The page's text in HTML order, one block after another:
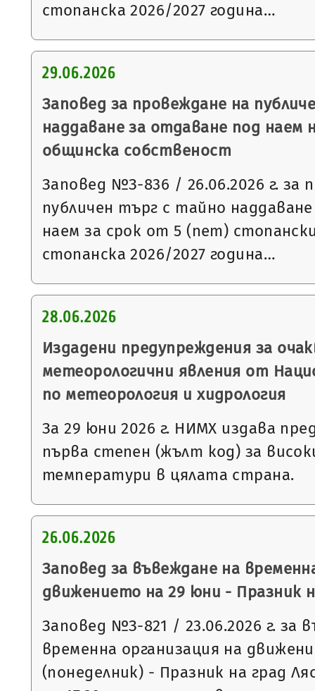
стопанска 2026/2027 година…
29.06.2026
Заповед за провеждане на
наддаване за отдаване под наем
общинска собственост
Заповед №З-836 / 26.06.2026 г. за
публичен търг с тайно
наем за срок от 5 (пет)
стопанска 2026/2027 година…
28.06.2026
Издадени предупреждения за
метеорологични явления от
по метеорология и хидрология
За 29 юни 2026 г. НИМХ издава
първа степен (жълт код) за
температури в цялата страна.
26.06.2026
Заповед за въвеждане на
движението на 29 юни - Празник
Заповед №З-821 / 23.06.2026 г. за
временна организация на
(понеделник) - Празник на град